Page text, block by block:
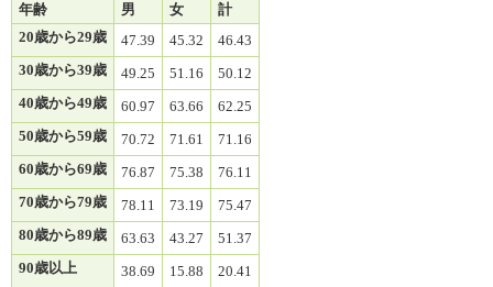
年齢
男 女
計
20歳から29歳
47.39 45.32
46.43
30歳から39歳
49.25 51.16
50.12
40歳から49歳
60.97 63.66
62.25
50歳から59歳
70.72 71.61
71.16
60歳から69歳
76.87 75.38
76.11
70歳から79歳
78.11 73.19
75.47
80歳から89歳
63.63 43.27
51.37
90歳以上
38.69 15.88
20.41